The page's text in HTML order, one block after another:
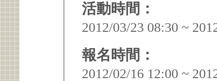
活動時間：
2012/03/23 08:30 ~
報名時間：
2012/02/16 12:00 ~